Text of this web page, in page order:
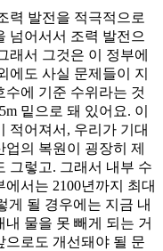
력 발전을 적극적으로
넘어서서 조력 발전으
래서 그것은 이 정부에
에도 사실 문제들이 지
에 기준 수위라는 것
밑으로 돼 있어요. 이
적어져서, 우리가 기대
의 복원이 굉장히 제
그렇고. 그래서 내부 수
서는 2100년까지 최대
게 될 경우에는 지금 내
물을 못 빼게 되는 거
으로도 개선돼야 될 문